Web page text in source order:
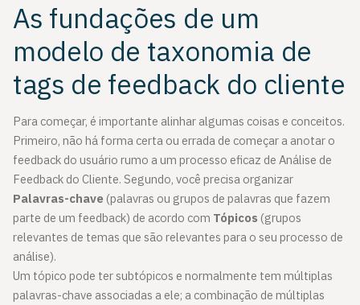
As fundações de um
modelo de taxonomia de
tags de feedback do cliente
Para começar, é importante alinhar algumas coisas e conceitos.
Primeiro, não há forma certa ou errada de começar a anotar o
feedback do usuário rumo a um processo eficaz de Análise de
Feedback do Cliente. Segundo, você precisa organizar
Palavras-chave (palavras ou grupos de palavras que fazem
parte de um feedback) de acordo com Tópicos (grupos
relevantes de temas que são relevantes para o seu processo de
análise).
Um tópico pode ter subtópicos e normalmente tem múltiplas
palavras-chave associadas a ele; a combinação de múltiplas